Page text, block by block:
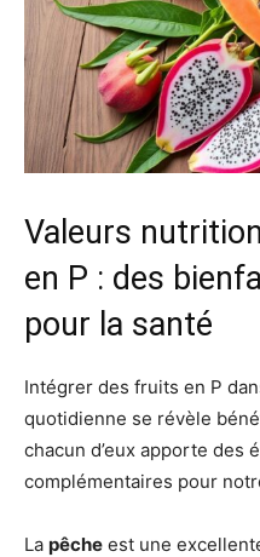
Valeurs
en P : des
pour la santé
Intégrer des fruits en P
quotidienne se révèle
chacun d’eux apporte des
complémentaires pour
La pêche est une